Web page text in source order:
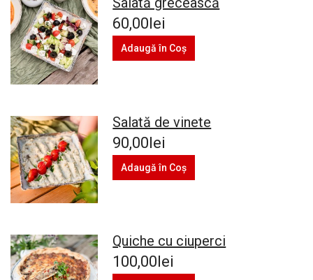
60,00lei
Adaugă în Coş
Salată de vinete
90,00lei
Adaugă în Coş
Quiche cu ciuperci
100,00lei